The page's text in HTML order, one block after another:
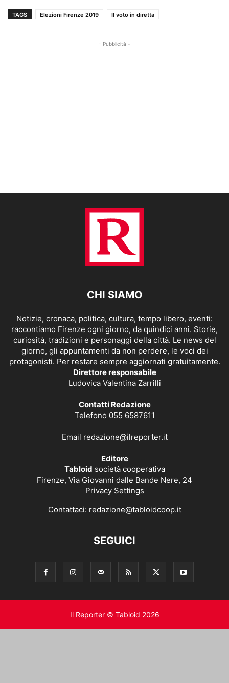
TAGS Elezioni Firenze 2019 Il voto in diretta
- Pubblicità -
CHI SIAMO
Notizie, cronaca, politica, cultura, tempo libero, eventi:
raccontiamo Firenze ogni giorno, da quindici anni. Storie,
curiosità, tradizioni e personaggi della città. Le news del
giorno, gli appuntamenti da non perdere, le voci dei
protagonisti. Per restare sempre aggiornati gratuitamente.
Direttore responsabile
Ludovica Valentina Zarrilli
Contatti Redazione
Telefono 055 6587611
Email redazione@ilreporter.it
Editore
Tabloid società cooperativa
Firenze, Via Giovanni dalle Bande Nere, 24
Privacy Settings
Contattaci: redazione@tabloidcoop.it
SEGUICI
Il Reporter © Tabloid 2026